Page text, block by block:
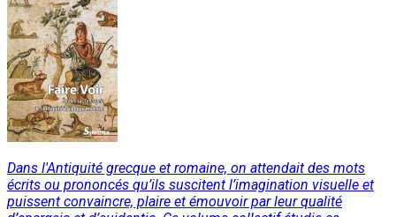
Dans l'Antiquité grecque et romaine, on attendait des mots
écrits ou prononcés qu’ils suscitent l’imagination visuelle et
puissent convaincre, plaire et émouvoir par leur qualité